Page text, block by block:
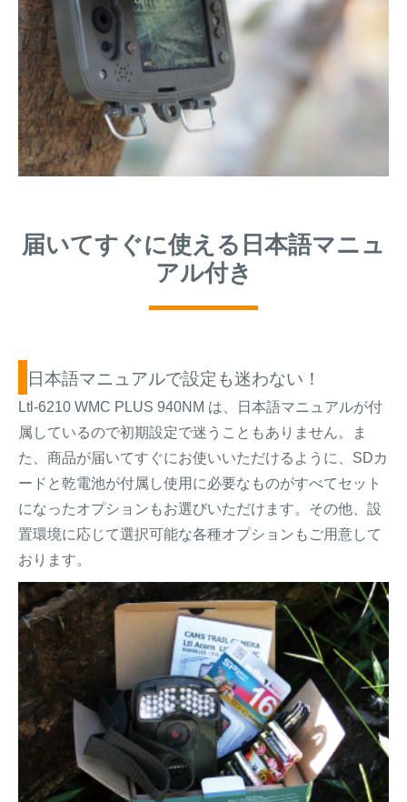
届いてすぐに使える日本語マニュ
アル付き
日本語マニュアルで設定も迷わない！
Ltl-6210 WMC PLUS 940NM は、日本語マニュアルが付
属しているので初期設定で迷うこともありません。ま
た、商品が届いてすぐにお使いいただけるように、SDカ
ードと乾電池が付属し使用に必要なものがすべてセット
になったオプションもお選びいただけます。その他、設
置環境に応じて選択可能な各種オプションもご用意して
おります。